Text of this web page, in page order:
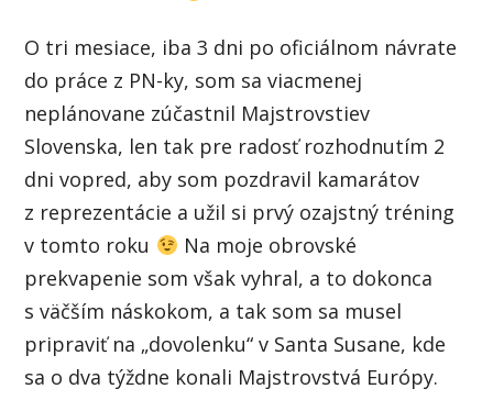
O tri mesiace, iba 3 dni po oficiálnom návrate
do práce z PN-ky, som sa viacmenej
neplánovane zúčastnil Majstrovstiev
Slovenska, len tak pre radosť rozhodnutím 2
dni vopred, aby som pozdravil kamarátov
z reprezentácie a užil si prvý ozajstný tréning
v tomto roku
Na moje obrovské
prekvapenie som však vyhral, a to dokonca
s väčším náskokom, a tak som sa musel
pripraviť na „dovolenku“ v Santa Susane, kde
sa o dva týždne konali Majstrovstvá Európy.